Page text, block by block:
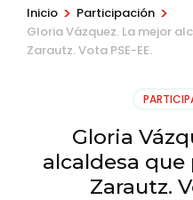
Inicio > Participación >
Gloria Vázquez. La mejor
Zarautz. Vota PSE-EE.
Gloria
alcaldesa
Zarautz.